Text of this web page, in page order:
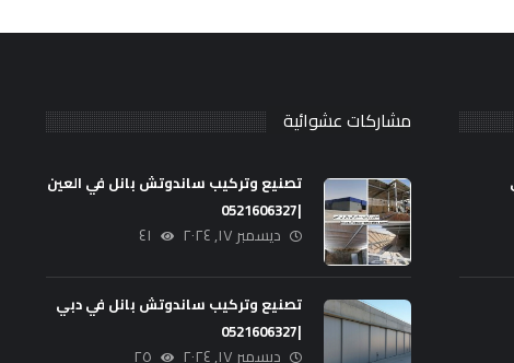
مشاركات عشوائية
تصنيع وتركيب ساندوتش بانل في العين
|0521606327
ديسمبر ١٧, ٢٠٢٤ ٤١
تصنيع وتركيب ساندوتش بانل في دبي
|0521606327
ديسمبر ١٧, ٢٠٢٤ ٢٥